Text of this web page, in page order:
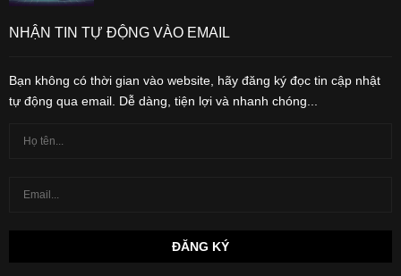
NHẬN TIN TỰ ĐỘNG VÀO EMAIL
Bạn không có thời gian vào website, hãy đăng ký đọc tin cập nhật
tự động qua email. Dễ dàng, tiện lợi và nhanh chóng...